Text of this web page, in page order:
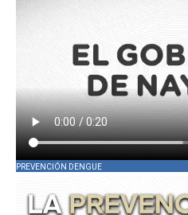
PREVENCIÓN DENGUE